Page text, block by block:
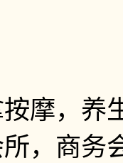
摩，养
，商务